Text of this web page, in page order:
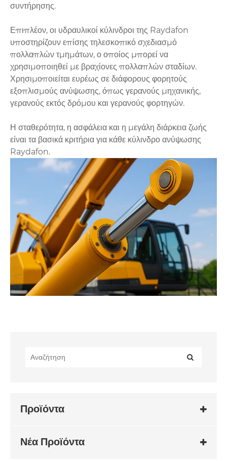
συντήρησης.
Επιπλέον, οι υδραυλικοί κύλινδροι της Raydafon
υποστηρίζουν επίσης τηλεσκοπικό σχεδιασμό
πολλαπλών τμημάτων, ο οποίος μπορεί να
χρησιμοποιηθεί με βραχίονες πολλαπλών σταδίων.
Χρησιμοποιείται ευρέως σε διάφορους φορητούς
εξοπλισμούς ανύψωσης, όπως γερανούς μηχανικής,
γερανούς εκτός δρόμου και γερανούς φορτηγών.
Η σταθερότητα, η ασφάλεια και η μεγάλη διάρκεια ζωής
είναι τα βασικά κριτήρια για κάθε κύλινδρο ανύψωσης
Raydafon.
Προϊόντα
Νέα Προϊόντα